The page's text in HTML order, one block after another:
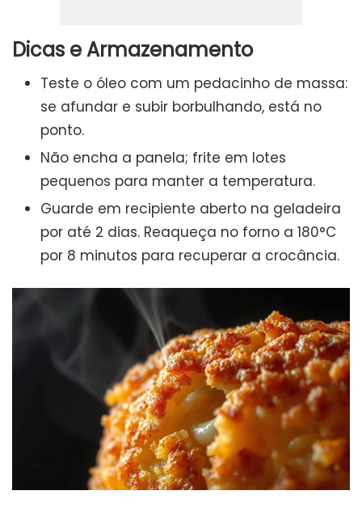
Dicas e Armazenamento
Teste o óleo com um pedacinho de massa:
se afundar e subir borbulhando, está no
ponto.
Não encha a panela; frite em lotes
pequenos para manter a temperatura.
Guarde em recipiente aberto na geladeira
por até 2 dias. Reaqueça no forno a 180°C
por 8 minutos para recuperar a crocância.